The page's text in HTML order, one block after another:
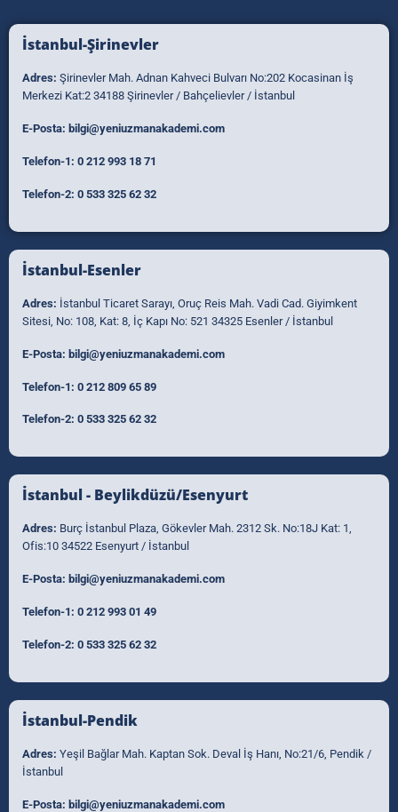
İstanbul-Şirinevler
Adres: Şirinevler Mah. Adnan Kahveci Bulvarı No:202 Kocasinan İş
Merkezi Kat:2 34188 Şirinevler / Bahçelievler / İstanbul
E-Posta: bilgi@yeniuzmanakademi.com
Telefon-1: 0 212 993 18 71
Telefon-2: 0 533 325 62 32
İstanbul-Esenler
Adres: İstanbul Ticaret Sarayı, Oruç Reis Mah. Vadi Cad. Giyimkent
Sitesi, No: 108, Kat: 8, İç Kapı No: 521 34325 Esenler / İstanbul
E-Posta: bilgi@yeniuzmanakademi.com
Telefon-1: 0 212 809 65 89
Telefon-2: 0 533 325 62 32
İstanbul - Beylikdüzü/Esenyurt
Adres: Burç İstanbul Plaza, Gökevler Mah. 2312 Sk. No:18J Kat: 1,
Ofis:10 34522 Esenyurt / İstanbul
E-Posta: bilgi@yeniuzmanakademi.com
Telefon-1: 0 212 993 01 49
Telefon-2: 0 533 325 62 32
İstanbul-Pendik
Adres: Yeşil Bağlar Mah. Kaptan Sok. Deval İş Hanı, No:21/6, Pendik /
İstanbul
E-Posta: bilgi@yeniuzmanakademi.com